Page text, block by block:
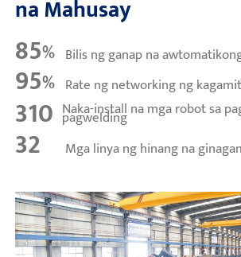
na Mahusay
85% Bilis ng ganap na
95% Rate ng networking ng
310 Naka-install na mga robot sa
pagwelding
32 Mga linya ng hinang na